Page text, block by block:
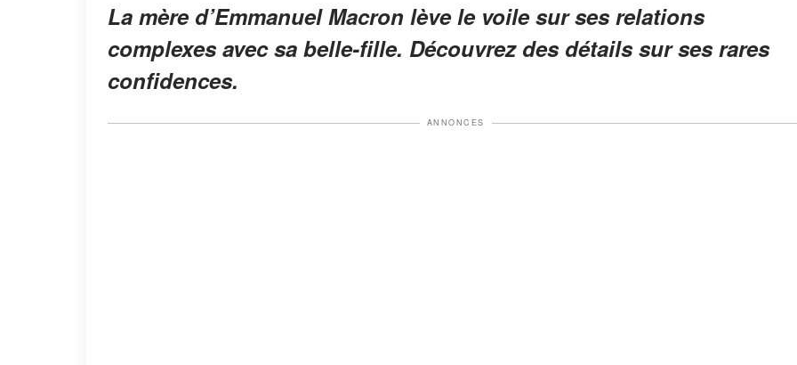
La mère d’Emmanuel Macron lève le voile sur ses relations
complexes avec sa belle-fille. Découvrez des détails sur ses rares
confidences.
ANNONCES